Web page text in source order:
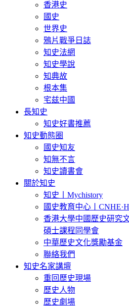
香港史
國史
世界史
鴉片戰爭日誌
知史法網
知史學說
知典故
根本集
宅兹中國
長知史
知史好書推薦
知史動態圈
國史知友
知無不言
知史讀書會
關於知史
知史丨Mychistory
國史教育中心丨
香港大學中國歷史研究
碩士課程同學會
中華歷史文化獎勵基金
聯絡我們
知史名家講壇
重回歷史現場
歷史人物
歷史劇場